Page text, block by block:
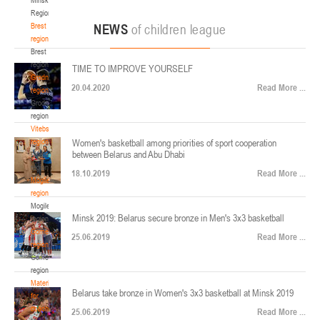
Region
Brest
region
Brest
region
Grodno
region
Grodno
region
Vitebsk
region
Vitebsk
region
Mogilev
region
Mogilev
region
Gomel
region
Gomel
region
Materials
for
coaches
ул. Ленинградская, 4
Минск
Финал четырех – юноши 2014-2015 гг.р., Дивизион 2, 22-24 апреля 2026 г., г.
Минск, ул. Стадионная, 3
U-12, девушки
V тур – девушки 2014-2015 гг.р., Дивизион 1, 17-19 апреля 2026 г., г. Гомель,
ул. Б.Хмельницкого, 118а
Минск
Финал 4-х – девушки 2010-2011 гг.р., Дивизион 2, 14-16 апреля 2026 г., г.
Минск, ул. Стадионная, 3
NEWS of children league
TIME TO IMPROVE YOURSELF
20.04.2020 Read More ...
Women's basketball among priorities of sport cooperation
between Belarus and Abu Dhabi
18.10.2019 Read More ...
Minsk 2019: Belarus secure bronze in Men's 3x3 basketball
25.06.2019 Read More ...
Belarus take bronze in Women's 3x3 basketball at Minsk 2019
25.06.2019 Read More ...